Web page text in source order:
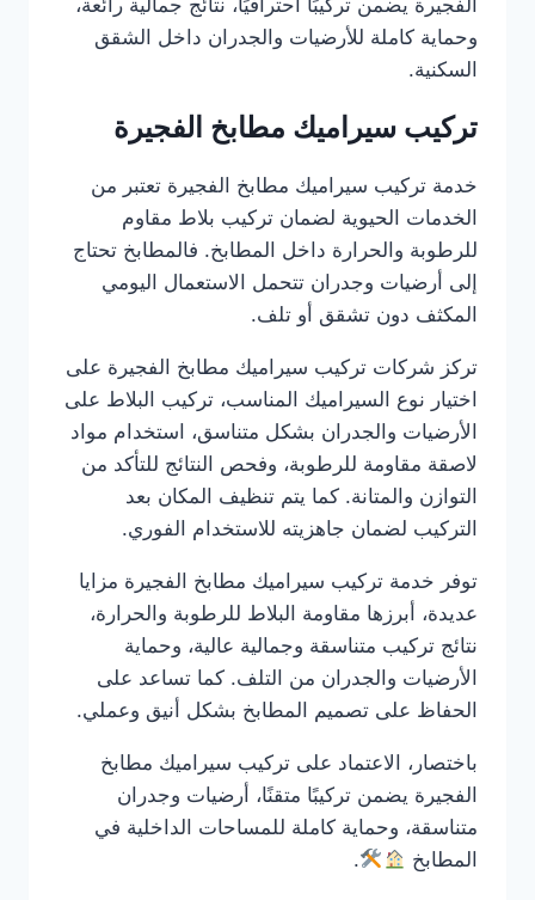
الفجيرة يضمن تركيبًا احترافيًا، نتائج جمالية رائعة،
وحماية كاملة للأرضيات والجدران داخل الشقق
السكنية.
تركيب سيراميك مطابخ الفجيرة
خدمة تركيب سيراميك مطابخ الفجيرة تعتبر من
الخدمات الحيوية لضمان تركيب بلاط مقاوم
للرطوبة والحرارة داخل المطابخ. فالمطابخ تحتاج
إلى أرضيات وجدران تتحمل الاستعمال اليومي
المكثف دون تشقق أو تلف.
تركز شركات تركيب سيراميك مطابخ الفجيرة على
اختيار نوع السيراميك المناسب، تركيب البلاط على
الأرضيات والجدران بشكل متناسق، استخدام مواد
لاصقة مقاومة للرطوبة، وفحص النتائج للتأكد من
التوازن والمتانة. كما يتم تنظيف المكان بعد
التركيب لضمان جاهزيته للاستخدام الفوري.
توفر خدمة تركيب سيراميك مطابخ الفجيرة مزايا
عديدة، أبرزها مقاومة البلاط للرطوبة والحرارة،
نتائج تركيب متناسقة وجمالية عالية، وحماية
الأرضيات والجدران من التلف. كما تساعد على
الحفاظ على تصميم المطابخ بشكل أنيق وعملي.
باختصار، الاعتماد على تركيب سيراميك مطابخ
الفجيرة يضمن تركيبًا متقنًا، أرضيات وجدران
متناسقة، وحماية كاملة للمساحات الداخلية في
المطابخ
.